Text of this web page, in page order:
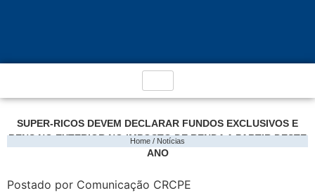
SUPER-RICOS DEVEM DECLARAR FUNDOS EXCLUSIVOS E
BENS NO EXTERIOR NO IMPOSTO DE RENDA A PARTIR DESTE
ANO
Home / Notícias
Postado por Comunicação CRCPE